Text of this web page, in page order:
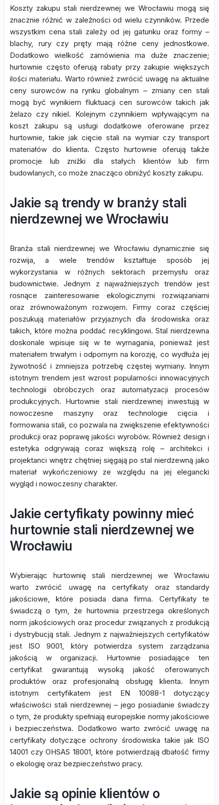
Koszty zakupu stali nierdzewnej we Wrocławiu mogą się
znacznie różnić w zależności od wielu czynników. Przede
wszystkim cena stali zależy od jej gatunku oraz formy –
blachy, rury czy pręty mają różne ceny jednostkowe.
Dodatkowo wielkość zamówienia ma duże znaczenie;
hurtownie często oferują rabaty przy zakupie większych
ilości materiału. Warto również zwrócić uwagę na aktualne
ceny surowców na rynku globalnym – zmiany cen stali
mogą być wynikiem fluktuacji cen surowców takich jak
żelazo czy nikiel. Kolejnym czynnikiem wpływającym na
koszt zakupu są usługi dodatkowe oferowane przez
hurtownie, takie jak cięcie stali na wymiar czy transport
materiałów do klienta. Często hurtownie oferują także
promocje lub zniżki dla stałych klientów lub firm
budowlanych, co może znacząco obniżyć koszty zakupu.
Jakie są trendy w branży stali
nierdzewnej we Wrocławiu
Branża stali nierdzewnej we Wrocławiu dynamicznie się
rozwija, a wiele trendów kształtuje sposób jej
wykorzystania w różnych sektorach przemysłu oraz
budownictwie. Jednym z najważniejszych trendów jest
rosnące zainteresowanie ekologicznymi rozwiązaniami
oraz zrównoważonym rozwojem. Firmy coraz częściej
poszukują materiałów przyjaznych dla środowiska oraz
takich, które można poddać recyklingowi. Stal nierdzewna
doskonale wpisuje się w te wymagania, ponieważ jest
materiałem trwałym i odpornym na korozję, co wydłuża jej
żywotność i zmniejsza potrzebę częstej wymiany. Innym
istotnym trendem jest wzrost popularności innowacyjnych
technologii obróbczych oraz automatyzacji procesów
produkcyjnych. Hurtownie stali nierdzewnej inwestują w
nowoczesne maszyny oraz technologie cięcia i
formowania stali, co pozwala na zwiększenie efektywności
produkcji oraz poprawę jakości wyrobów. Również design i
estetyka odgrywają coraz większą rolę – architekci i
projektanci wnętrz chętniej sięgają po stal nierdzewną jako
materiał wykończeniowy ze względu na jej elegancki
wygląd i nowoczesny charakter.
Jakie certyfikaty powinny mieć
hurtownie stali nierdzewnej we
Wrocławiu
Wybierając hurtownię stali nierdzewnej we Wrocławiu
warto zwrócić uwagę na certyfikaty oraz standardy
jakościowe, które posiada dana firma. Certyfikaty te
świadczą o tym, że hurtownia przestrzega określonych
norm jakościowych oraz procedur związanych z produkcją
i dystrybucją stali. Jednym z najważniejszych certyfikatów
jest ISO 9001, który potwierdza system zarządzania
jakością w organizacji. Hurtownie posiadające ten
certyfikat gwarantują wysoką jakość oferowanych
produktów oraz profesjonalną obsługę klienta. Innym
istotnym certyfikatem jest EN 10088-1 dotyczący
właściwości stali nierdzewnej – jego posiadanie świadczy
o tym, że produkty spełniają europejskie normy jakościowe
i bezpieczeństwa. Dodatkowo warto zwrócić uwagę na
certyfikaty dotyczące ochrony środowiska takie jak ISO
14001 czy OHSAS 18001, które potwierdzają dbałość firmy
o ekologię oraz bezpieczeństwo pracy.
Jakie są opinie klientów o